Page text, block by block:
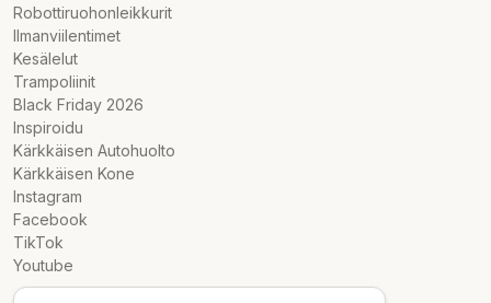
Robottiruohonleikkurit
Ilmanviilentimet
Kesälelut
Trampoliinit
Black Friday 2026
Inspiroidu
Kärkkäisen Autohuolto
Kärkkäisen Kone
Instagram
Facebook
TikTok
Youtube